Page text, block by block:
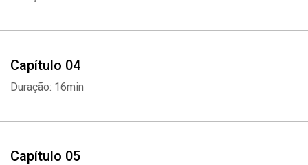
Capítulo 04
Duração: 16min
Capítulo 05